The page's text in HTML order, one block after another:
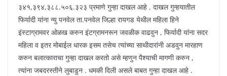
३४१,३९४,३८८.५०६.३२३ प्रमाणे गुन्हा दाखल आहे . दाखल गुन्हयातील
फिर्यादी यांना न्यु पनवेल ता.पनवेल जिल्हा रायगड येथील महिला हिने
इंस्टाग्रामवर ओळख करुन इंटग्रामनरून जवळीक वाढवुन , फिर्यादी यांना सदर
महिला व इतर मोबाईल धारक इसम तसेच त्यांच्या साथीदारांनी अडवुन मारहाण
करुन बलात्काराचा गुन्हा दाखल करतो असे म्हणुन पैश्याची मागणी करुन ,
त्यांना जबदरस्तीने लुबाडुन . धमकी दिली असले बाबत गुन्हा दाखल आहे .